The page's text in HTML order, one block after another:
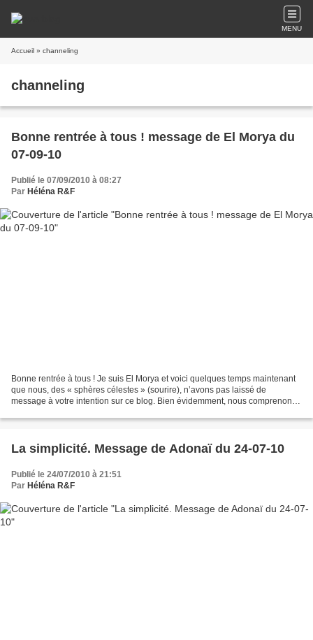
MENU
Accueil » channeling
channeling
Bonne rentrée à tous ! message de El Morya du
07-09-10
Publié le 07/09/2010 à 08:27
Par Héléna R&F
Bonne rentrée à tous ! Je suis El Morya et voici quelques temps maintenant
que nous, des « sphères célestes » (sourire), n’avons pas laissé de
message à votre intention sur ce blog. Bien évidemment, nous comprenons
La simplicité. Message de Adonaï du 24-07-10
Publié le 24/07/2010 à 21:51
Par Héléna R&F